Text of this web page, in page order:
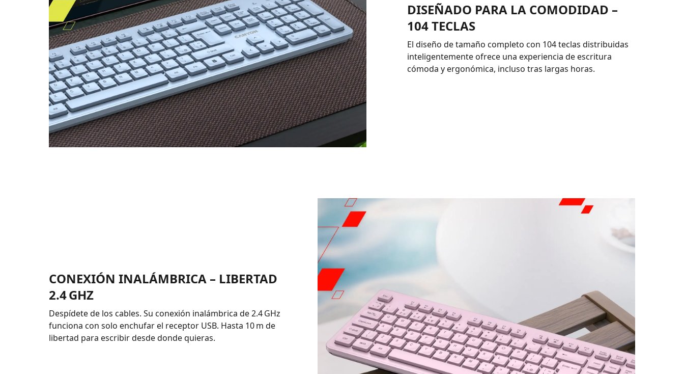
DISEÑADO PARA LA COMODIDAD –
104 TECLAS
El diseño de tamaño completo con 104 teclas distribuidas
inteligentemente ofrece una experiencia de escritura
cómoda y ergonómica, incluso tras largas horas.
CONEXIÓN INALÁMBRICA – LIBERTAD
2.4 GHZ
Despídete de los cables. Su conexión inalámbrica de 2.4 GHz
funciona con solo enchufar el receptor USB. Hasta 10 m de
libertad para escribir desde donde quieras.